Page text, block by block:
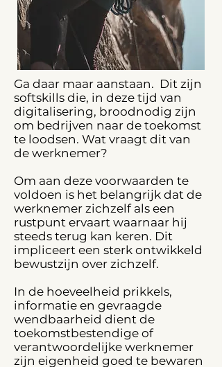
Ga daar maar aanstaan. Dit zijn
softskills die, in deze tijd van
digitalisering, broodnodig zijn
om bedrijven naar de toekomst
te loodsen. Wat vraagt dit van
de werknemer?
Om aan deze voorwaarden te
voldoen is het belangrijk dat de
werknemer zichzelf als een
rustpunt ervaart waarnaar hij
steeds terug kan keren. Dit
impliceert een sterk ontwikkeld
bewustzijn over zichzelf.
In de hoeveelheid prikkels,
informatie en gevraagde
wendbaarheid dient de
toekomstbestendige of
verantwoordelijke werknemer
zijn eigenheid goed te bewaren